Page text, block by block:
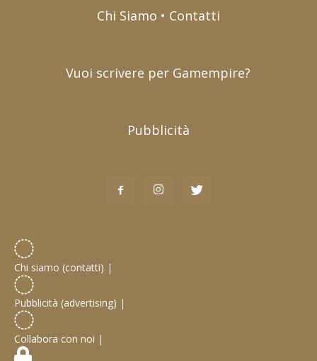
Chi Siamo • Contatti
Vuoi scrivere per Gamempire?
Pubblicità
Chi siamo (contatti) |
Pubblicità (advertising) |
Collabora con noi |